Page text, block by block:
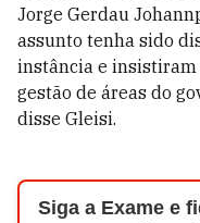
Jorge Gerdau
assunto tenha sido
instância e insistiram
gestão de áreas do
disse Gleisi.
Siga a Exame e